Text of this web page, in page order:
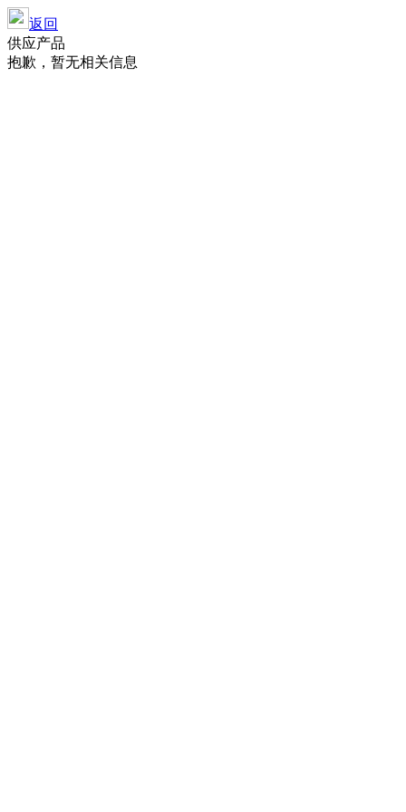
返回
供应产品
抱歉，暂无相关信息